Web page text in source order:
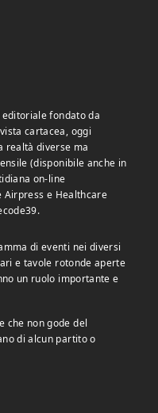
fondato da
cartacea, oggi
realtà diverse ma
(disponibile anche in
on-line
Airpress e Healthcare
di eventi nei diversi
e tavole rotonde aperte
un ruolo importante e
che non gode del
di alcun partito o